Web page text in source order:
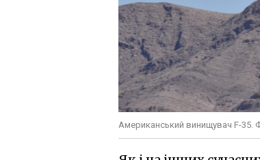
Американський винищувач F-35.